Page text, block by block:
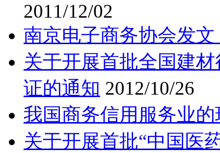
2011/12/02
南京电子商务协会发
关于开展首批全国建
证的通知 2012/10/26
我国商务信用服务业
关于开展首批“中国医